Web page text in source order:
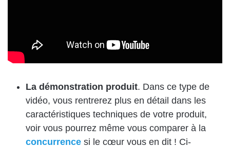
La démonstration produit. Dans ce type de
vidéo, vous rentrerez plus en détail dans les
caractéristiques techniques de votre produit,
voir vous pourrez même vous comparer à la
concurrence si le cœur vous en dit ! Ci-